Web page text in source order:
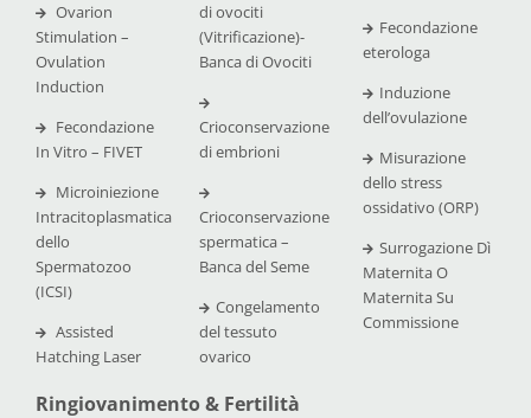
Ovarion
Stimulation –
Ovulation
Induction
Fecondazione
In Vitro – FIVET
Microiniezione
Intracitoplasmatica
dello
Spermatozoo
(ICSI)
Assisted
Hatching Laser
di ovociti
(Vitrificazione)-
Banca di Ovociti
Crioconservazione
di embrioni
Crioconservazione
spermatica –
Banca del Seme
Congelamento
del tessuto
ovarico
Fecondazione
eterologa
Induzione
dell’ovulazione
Misurazione
dello stress
ossidativo (ORP)
Surrogazione Dì
Maternita O
Maternita Su
Commissione
Ringiovanimento & Fertilità